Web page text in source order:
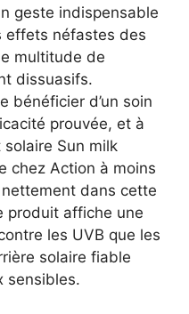
geste indispensable
effets néfastes des
multitude de
dissuasifs.
bénéficier d’un soin
prouvée, et à
Sun milk
chez Action à moins
dans cette
produit affiche une
les UVB que les
solaire fiable
sensibles.